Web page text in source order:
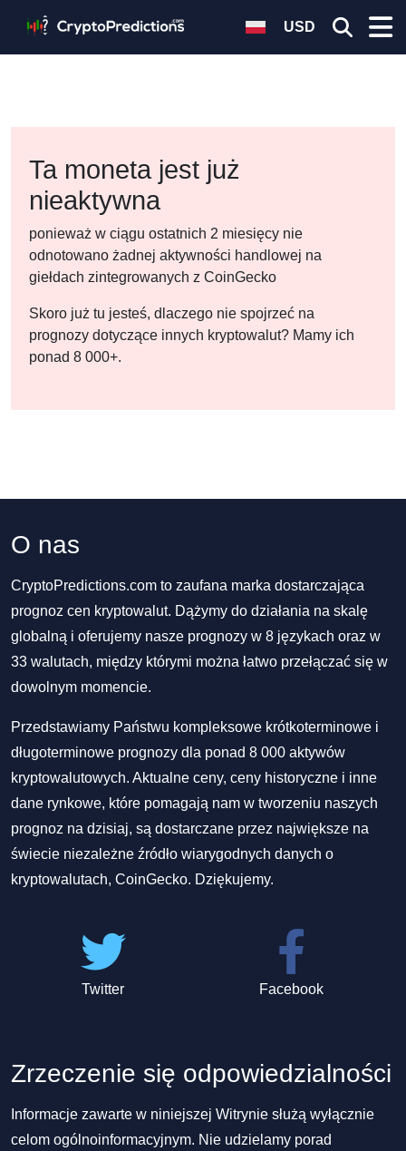
USD
Ta moneta jest już
nieaktywna
ponieważ w ciągu ostatnich 2 miesięcy nie
odnotowano żadnej aktywności handlowej na
giełdach zintegrowanych z CoinGecko
Skoro już tu jesteś, dlaczego nie spojrzeć na
prognozy dotyczące innych kryptowalut? Mamy ich
ponad 8 000+.
O nas
CryptoPredictions.com to zaufana marka dostarczająca
prognoz cen kryptowalut. Dążymy do działania na skalę
globalną i oferujemy nasze prognozy w 8 językach oraz w
33 walutach, między którymi można łatwo przełączać się w
dowolnym momencie.
Przedstawiamy Państwu kompleksowe krótkoterminowe i
długoterminowe prognozy dla ponad 8 000 aktywów
kryptowalutowych. Aktualne ceny, ceny historyczne i inne
dane rynkowe, które pomagają nam w tworzeniu naszych
prognoz na dzisiaj, są dostarczane przez największe na
świecie niezależne źródło wiarygodnych danych o
kryptowalutach, CoinGecko. Dziękujemy.
Twitter Facebook
Zrzeczenie się odpowiedzialności
Informacje zawarte w niniejszej Witrynie służą wyłącznie
celom ogólnoinformacyjnym. Nie udzielamy porad